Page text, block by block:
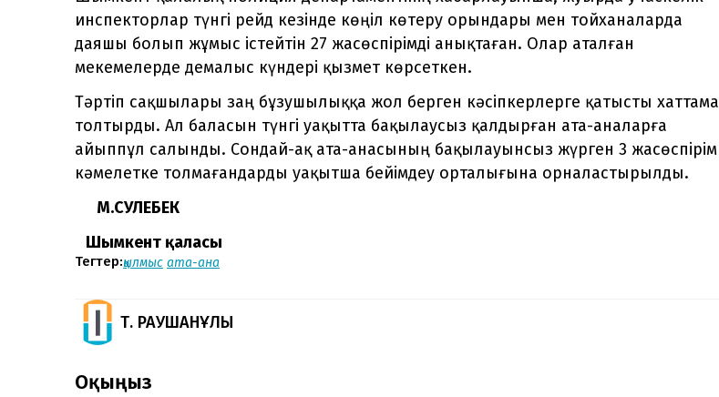
инспекторлар түнгі рейд кезінде көңіл көтеру орындары мен тойханаларда
даяшы болып жұмыс істейтін 27 жасөспірімді анықтаған. Олар аталған
мекемелерде демалыс күндері қызмет көрсеткен.
Тәртіп сақшылары заң бұзушылыққа жол берген кәсіпкерлерге қатысты хаттама
толтырды. Ал баласын түнгі уақытта бақылаусыз қалдырған ата-аналарға
айыппұл салынды. Сондай-ақ ата-анасының бақылауынсыз жүрген 3 жасөспірім
кәмелетке толмағандарды уақытша бейімдеу орталығына орналастырылды.
М.СӘУЛЕБЕК
Шымкент қаласы
Тегтер:қылмыс ата-ана
Т. РАУШАНҰЛЫ
Оқыңыз